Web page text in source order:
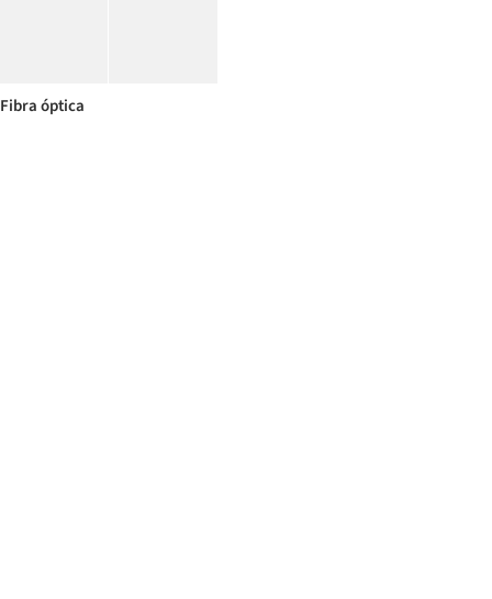
Fibra óptica